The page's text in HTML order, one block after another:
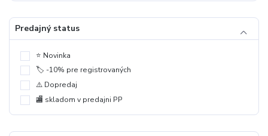
Predajný status
⭐️ Novinka
🏷️ -10% pre registrovaných
⚠️ Dopredaj
🏬 skladom v predajni PP